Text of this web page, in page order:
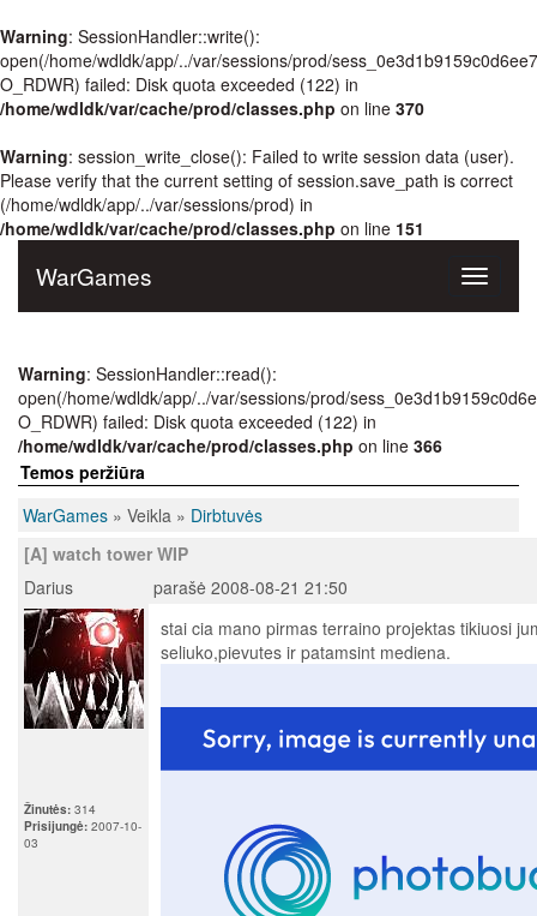
Warning: SessionHandler::write():
open(/home/wdldk/app/../var/sessions/prod/
O_RDWR) failed: Disk quota exceeded (122) in
/home/wdldk/var/cache/prod/classes.php on line 370
Warning: session_write_close(): Failed to write session data (user).
Please verify that the current setting of session.save_path is correct
(/home/wdldk/app/../var/sessions/prod) in
/home/wdldk/var/cache/prod/classes.php on line 151
Toggle
WarGames
Warning: SessionHandler::read():
open(/home/wdldk/app/../var/sessions/prod/
O_RDWR) failed: Disk quota exceeded (122) in
/home/wdldk/var/cache/prod/classes.php on line 366
Temos peržiūra
WarGames » Veikla » Dirbtuvės
[A] watch tower WIP
Darius
parašė 2008-08-21 21:50
Žinutės: 314
Prisijungė: 2007-10-
03
stai cia mano pirmas terraino projektas tikiuosi
seliuko,pievutes ir patamsint mediena.